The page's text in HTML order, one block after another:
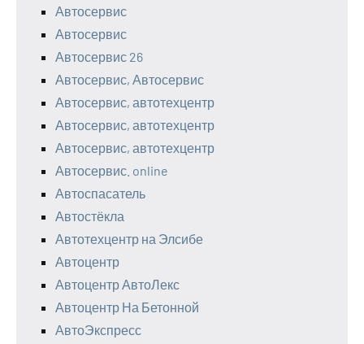
Автосервис
Автосервис
Автосервис 26
Автосервис, Автосервис
Автосервис, автотехцентр
Автосервис, автотехцентр
Автосервис, автотехцентр
Автосервис. online
Автоспасатель
Автостёкла
Автотехцентр на Элсибе
Автоцентр
Автоцентр АвтоЛекс
Автоцентр На Бетонной
АвтоЭкспресс